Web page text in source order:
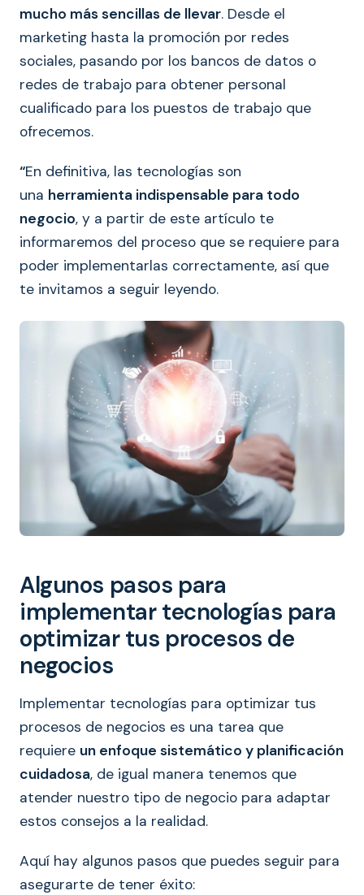
mucho más sencillas de llevar. Desde el
marketing hasta la promoción por redes
sociales, pasando por los bancos de datos o
redes de trabajo para obtener personal
cualificado para los puestos de trabajo que
ofrecemos.
“En definitiva, las tecnologías son
una herramienta indispensable para todo
negocio, y a partir de este artículo te
informaremos del proceso que se requiere para
poder implementarlas correctamente, así que
te invitamos a seguir leyendo.
Algunos pasos para
implementar tecnologías para
optimizar tus procesos de
negocios
Implementar tecnologías para optimizar tus
procesos de negocios es una tarea que
requiere un enfoque sistemático y planificación
cuidadosa, de igual manera tenemos que
atender nuestro tipo de negocio para adaptar
estos consejos a la realidad.
Aquí hay algunos pasos que puedes seguir para
asegurarte de tener éxito: